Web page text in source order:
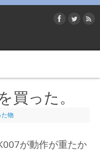
った。
た物
が動作が重たか